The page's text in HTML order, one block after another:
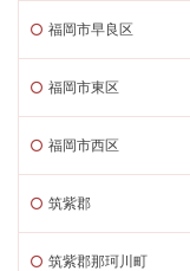
福岡市早良区
福岡市東区
福岡市西区
筑紫郡
筑紫郡那珂川町